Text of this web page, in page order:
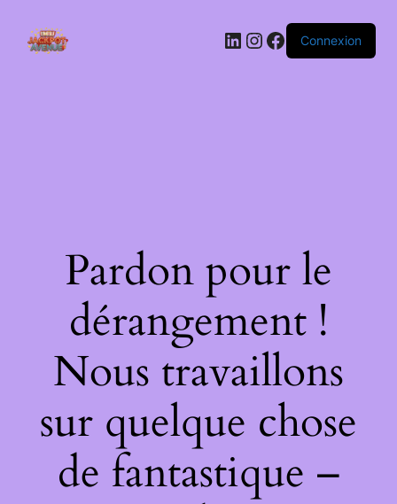
LinkedIn
Instagram
Facebook
Connexion
Pardon pour le
dérangement !
Nous travaillons
sur quelque chose
de fantastique –